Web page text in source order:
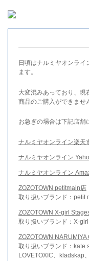
日頃はナルミヤオンラ
ます。
大変混みあっており、現
商品のご購入ができませ
お急ぎの場合は下記店舗
ナルミヤオンライン楽天
ナルミヤオンライン
ナルミヤオンライン
ZOZOTOWN petitmain店
取り扱いブランド：petit
ZOZOTOWN X-girl
取り扱いブランド：X-
ZOZOTOWN NARUMIYA
取り扱いブランド：kate
LOVETOXIC、kladskap